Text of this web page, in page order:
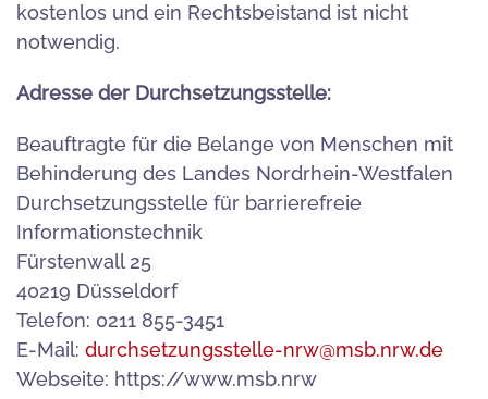
kostenlos und ein Rechtsbeistand ist nicht
notwendig.
Adresse der Durchsetzungsstelle:
Beauftragte für die Belange von Menschen mit
Behinderung des Landes Nordrhein-Westfalen
Durchsetzungsstelle für barrierefreie
Informationstechnik
Fürstenwall 25
40219 Düsseldorf
Telefon: 0211 855-3451
E-Mail: durchsetzungsstelle-nrw@msb.nrw.de
Webseite: https://www.msb.nrw